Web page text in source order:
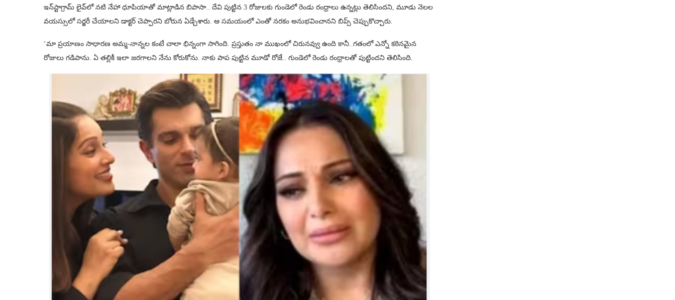
ఇన్‌స్టాగ్రామ్ లైవ్‌లో నటి నేహా ధూపియాతో మాట్లాడిన బిపాసా.. దేవి పుట్టిన 3 రోజులకు గుండెలో రెండు రంధ్రాలు ఉన్నట్లు తెలిసిందని, మూడు నెలల
వయస్సులో సర్జరీ చేయాలని డాక్టర్ చెప్పారని బోరున ఏడ్చేశారు. ఆ సమయంలో ఎంతో నరకం అనుభవించానని బిప్స్ చెప్పుకొచ్చారు.
‘మా ప్రయాణం సాధారణ అమ్మ-నాన్నల కంటే చాలా భిన్నంగా సాగింది. ప్రస్తుతం నా ముఖంలో చిరునవ్వు ఉంది కానీ..గతంలో ఎన్నో కఠినమైన
రోజులు గడిపాను. ఏ తల్లికీ ఇలా జరగాలని నేను కోరుకోను. నాకు పాప పుట్టిన మూడో రోజే.. గుండెలో రెండు రంధ్రాలతో పుట్టిందని తెలిసింది.